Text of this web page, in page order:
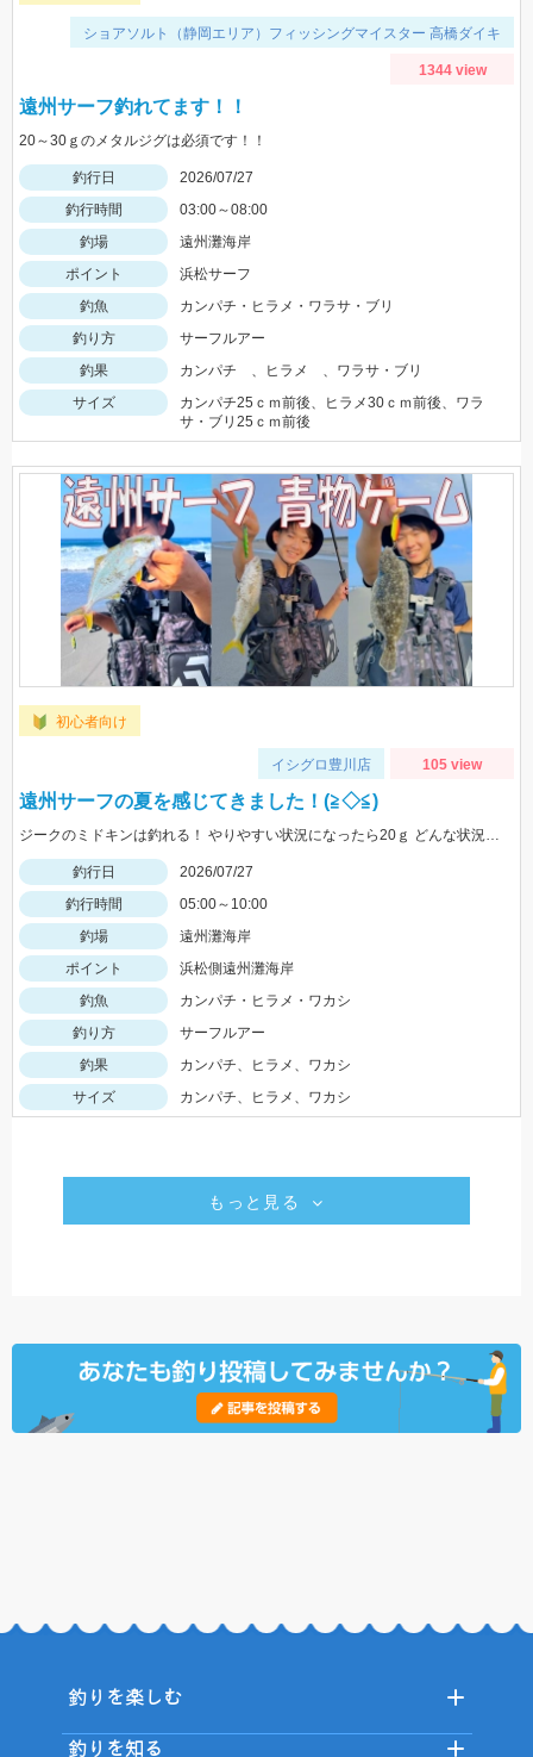
ショアソルト（静岡エリア）フィッシングマイスター 高橋ダイキ
1344 view
遠州サーフ釣れてます！！
20～30ｇのメタルジグは必須です！！
釣行日
2026/07/27
釣行時間
03:00～08:00
釣場
遠州灘海岸
ポイント
浜松サーフ
釣魚
カンパチ・ヒラメ・ワラサ・ブリ
釣り方
サーフルアー
釣果
カンパチ 、ヒラメ 、ワラサ・ブリ
サイズ
カンパチ25ｃｍ前後、ヒラメ30ｃｍ前後、ワラ
サ・ブリ25ｃｍ前後
初心者向け
イシグロ豊川店 105 view
遠州サーフの夏を感じてきました！(≧◇≦)
釣行日
2026/07/27
釣行時間
05:00～10:00
釣場
遠州灘海岸
ポイント
浜松側遠州灘海岸
釣魚
カンパチ・ヒラメ・ワカシ
釣り方
サーフルアー
釣果
カンパチ、ヒラメ、ワカシ
サイズ
カンパチ、ヒラメ、ワカシ
もっと見る
釣りを楽しむ
釣りを知る